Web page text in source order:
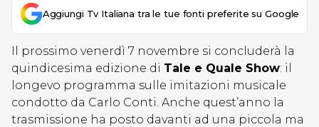
Aggiungi Tv Italiana tra le tue fonti preferite su Google
Il prossimo venerdì 7 novembre si concluderà la
quindicesima edizione di Tale e Quale Show: il
longevo programma sulle imitazioni musicale
condotto da Carlo Conti. Anche quest’anno la
trasmissione ha posto davanti ad una piccola ma